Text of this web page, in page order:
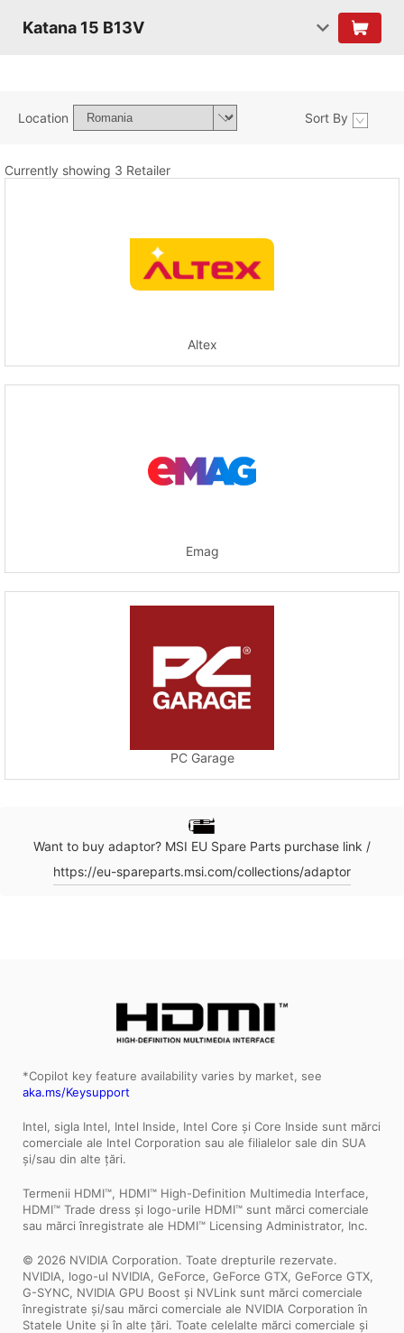
Katana 15 B13V
Location Sort By
Currently showing 3 Retailer
Altex
Emag
PC Garage
Want to buy adaptor? MSI EU Spare Parts purchase link /
https://eu-spareparts.msi.com/collections/adaptor
*Copilot key feature availability varies by market, see
aka.ms/Keysupport
Intel, sigla Intel, Intel Inside, Intel Core și Core Inside sunt mărci
comerciale ale Intel Corporation sau ale filialelor sale din SUA
și/sau din alte țări.
Termenii HDMI™, HDMI™ High-Definition Multimedia Interface,
HDMI™ Trade dress și logo-urile HDMI™ sunt mărci comerciale
sau mărci înregistrate ale HDMI™ Licensing Administrator, Inc.
© 2026 NVIDIA Corporation. Toate drepturile rezervate.
NVIDIA, logo-ul NVIDIA, GeForce, GeForce GTX, GeForce GTX,
G-SYNC, NVIDIA GPU Boost și NVLink sunt mărci comerciale
înregistrate și/sau mărci comerciale ale NVIDIA Corporation în
Statele Unite și în alte țări. Toate celelalte mărci comerciale și